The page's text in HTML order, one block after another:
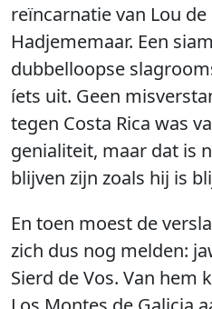
reïncarnatie van Lou
Hadjememaar. Een
dubbelloopse
íets uit. Geen
tegen Costa Rica was
genialiteit, maar dat is
blijven zijn zoals hij is
En toen moest de
zich dus nog melden:
Sierd de Vos. Van hem